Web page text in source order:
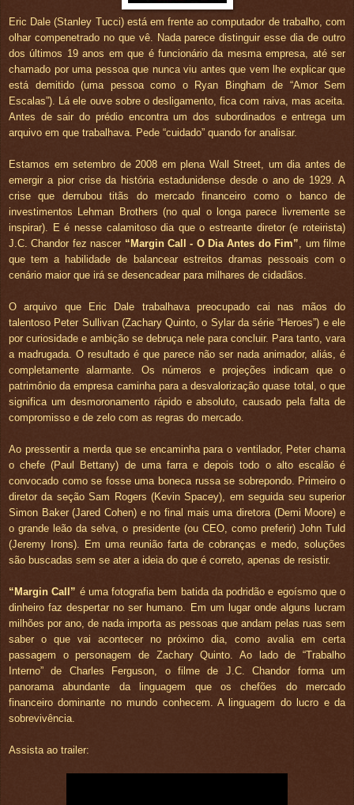
Eric Dale (Stanley Tucci) está em frente ao computador de trabalho, com
olhar compenetrado no que vê. Nada parece distinguir esse dia de outro
dos últimos 19 anos em que é funcionário da mesma empresa, até ser
chamado por uma pessoa que nunca viu antes que vem lhe explicar que
está demitido (uma pessoa como o Ryan Bingham de “Amor Sem
Escalas”). Lá ele ouve sobre o desligamento, fica com raiva, mas aceita.
Antes de sair do prédio encontra um dos subordinados e entrega um
arquivo em que trabalhava. Pede “cuidado” quando for analisar.
Estamos em setembro de 2008 em plena Wall Street, um dia antes de
emergir a pior crise da história estadunidense desde o ano de 1929. A
crise que derrubou titãs do mercado financeiro como o banco de
investimentos Lehman Brothers (no qual o longa parece livremente se
inspirar). E é nesse calamitoso dia que o estreante diretor (e roteirista)
J.C. Chandor fez nascer “Margin Call - O Dia Antes do Fim”, um filme
que tem a habilidade de balancear estreitos dramas pessoais com o
cenário maior que irá se desencadear para milhares de cidadãos.
O arquivo que Eric Dale trabalhava preocupado cai nas mãos do
talentoso Peter Sullivan (Zachary Quinto, o Sylar da série “Heroes”) e ele
por curiosidade e ambição se debruça nele para concluir. Para tanto, vara
a madrugada. O resultado é que parece não ser nada animador, aliás, é
completamente alarmante. Os números e projeções indicam que o
patrimônio da empresa caminha para a desvalorização quase total, o que
significa um desmoronamento rápido e absoluto, causado pela falta de
compromisso e de zelo com as regras do mercado.
Ao pressentir a merda que se encaminha para o ventilador, Peter chama
o chefe (Paul Bettany) de uma farra e depois todo o alto escalão é
convocado como se fosse uma boneca russa se sobrepondo. Primeiro o
diretor da seção Sam Rogers (Kevin Spacey), em seguida seu superior
Simon Baker (Jared Cohen) e no final mais uma diretora (Demi Moore) e
o grande leão da selva, o presidente (ou CEO, como preferir) John Tuld
(Jeremy Irons). Em uma reunião farta de cobranças e medo, soluções
são buscadas sem se ater a ideia do que é correto, apenas de resistir.
“Margin Call” é uma fotografia bem batida da podridão e egoísmo que o
dinheiro faz despertar no ser humano. Em um lugar onde alguns lucram
milhões por ano, de nada importa as pessoas que andam pelas ruas sem
saber o que vai acontecer no próximo dia, como avalia em certa
passagem o personagem de Zachary Quinto. Ao lado de “Trabalho
Interno” de Charles Ferguson, o filme de J.C. Chandor forma um
panorama abundante da linguagem que os chefões do mercado
financeiro dominante no mundo conhecem. A linguagem do lucro e da
sobrevivência.
Assista ao trailer: